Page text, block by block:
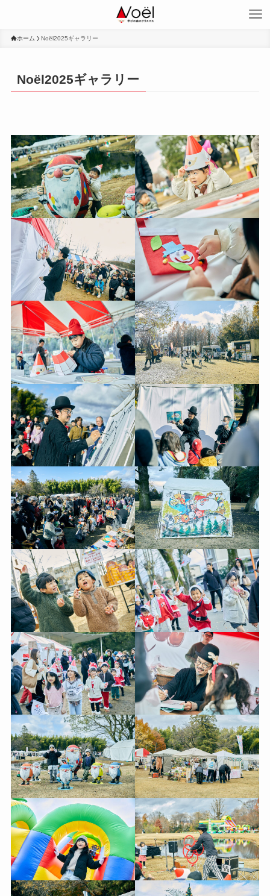
ホーム Noël2025ギャラリー
Noël2025ギャラリー